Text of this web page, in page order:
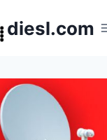
diesl.com